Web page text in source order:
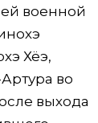
военной
Хёэ,
во
выхода